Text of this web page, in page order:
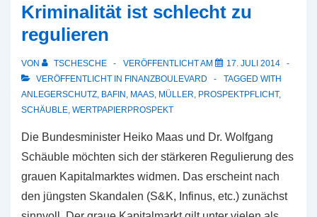
Kriminalität ist schlecht zu
regulieren
VON TSCHESCHE VERÖFFENTLICHT AM
17. JULI 2014
VERÖFFENTLICHT IN FINANZBOULEVARD
TAGGED WITH
ANLEGERSCHUTZ, BAFIN, MAAS, MÜLLER, PROSPEKTPFLICHT,
SCHÄUBLE, WERTPAPIERPROSPEKT
Die Bundesminister Heiko Maas und Dr. Wolfgang
Schäuble möchten sich der stärkeren Regulierung des
grauen Kapitalmarktes widmen. Das erscheint nach
den jüngsten Skandalen (S&K, Infinus, etc.) zunächst